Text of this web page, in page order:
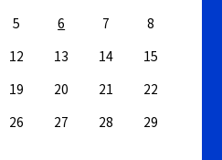
5 6 7
8
12 13 14
15
19 20 21
22
26 27 28
29